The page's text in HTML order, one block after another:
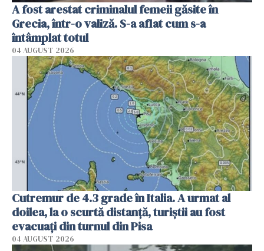
A fost arestat criminalul femeii găsite în
Grecia, într-o valiză. S-a aflat cum s-a
întâmplat totul
04 AUGUST 2026
Cutremur de 4.3 grade în Italia. A urmat al
doilea, la o scurtă distanță, turiștii au fost
evacuați din turnul din Pisa
04 AUGUST 2026